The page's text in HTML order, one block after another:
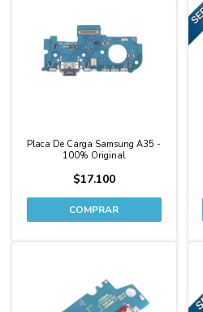
Placa De Carga Samsung A35 -
100% Original
$17.100